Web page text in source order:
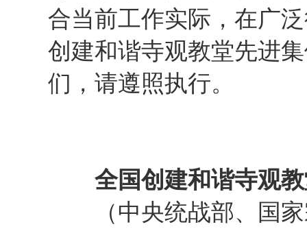
合当前工作实际，在广
创建和谐寺观教堂先进
们，请遵照执行。
全国创建和谐寺观
（中央统战部、国家